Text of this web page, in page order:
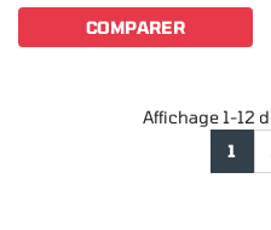
COMPARER
Affichage 1-12
1